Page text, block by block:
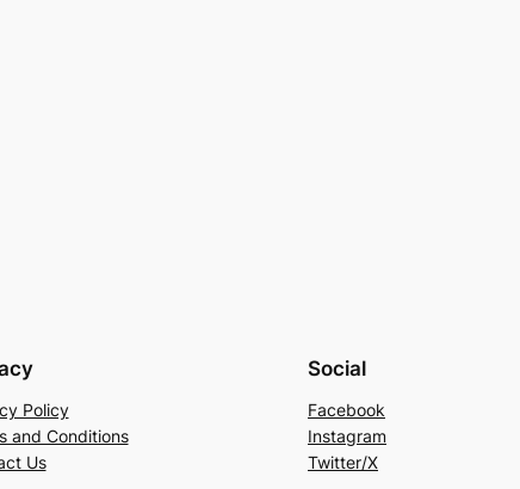
Policy
and Conditions
Us
Social
Facebook
Instagram
Twitter/X